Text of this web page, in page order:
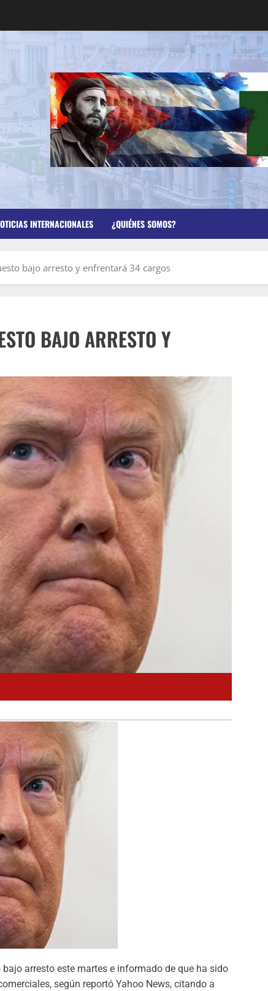
INTERNACIONALES ¿QUIÉNES SOMOS?
bajo arresto y enfrentará 34 cargos
BAJO ARRESTO Y
bajo arresto este martes e informado de que ha sido
según reportó Yahoo News, citando a